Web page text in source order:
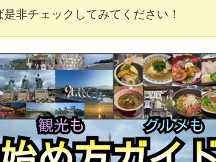
非チェックしてみてください！